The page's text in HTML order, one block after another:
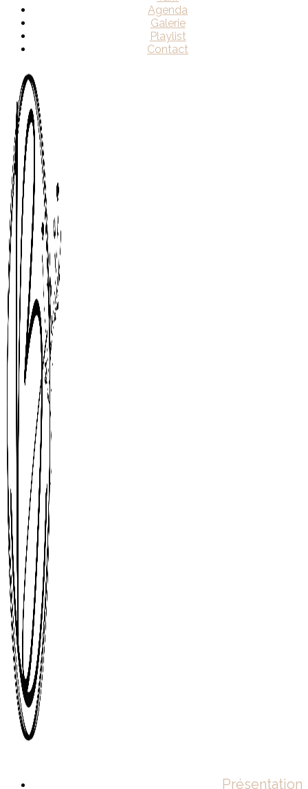
Agenda
Galerie
Playlist
Contact
Présentation